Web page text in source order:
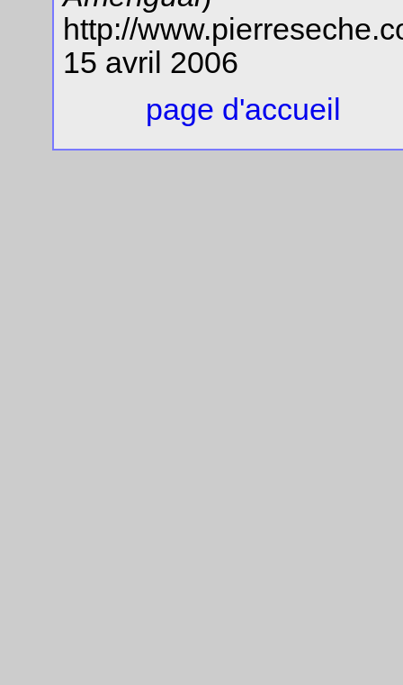
http://
15 avril 2006
page d'accueil